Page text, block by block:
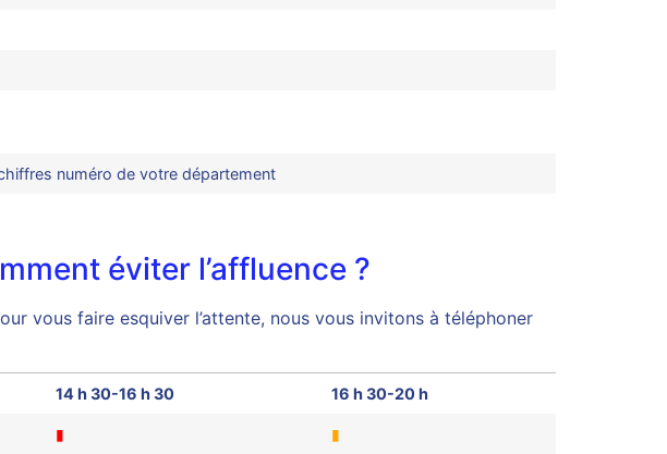
numéro de votre département
éviter l’affluence ?
vous faire esquiver l’attente, nous vous invitons à téléphoner
14 h 30-16 h 30 16 h 30-20 h
▮ ▮